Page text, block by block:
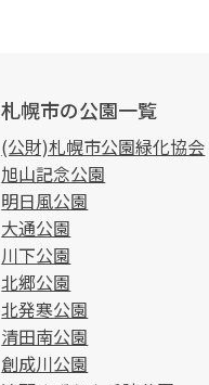
札幌市の公園一覧
(公財)札幌市公園緑化協会
旭山記念公園
明日風公園
大通公園
川下公園
北郷公園
北発寒公園
清田南公園
創成川公園